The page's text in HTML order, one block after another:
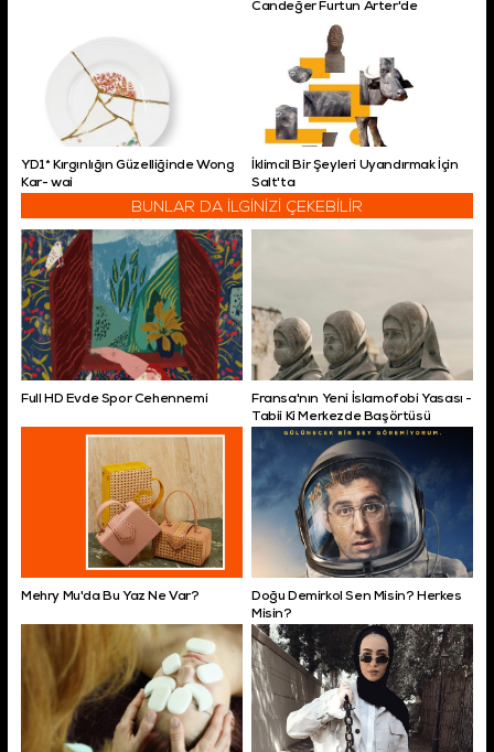
Candeğer Furtun Arter'de
YD1* Kırgınlığın Güzelliğinde Wong
Kar- wai
İklimcil Bir Şeyleri Uyandırmak İçin
Salt'ta
BUNLAR DA İLGİNİZİ ÇEKEBİLİR
Full HD Evde Spor Cehennemi
Fransa'nın Yeni İslamofobi Yasası -
Tabii Ki Merkezde Başörtüsü
Mehry Mu'da Bu Yaz Ne Var?
Doğu Demirkol Sen Misin? Herkes
Misin?